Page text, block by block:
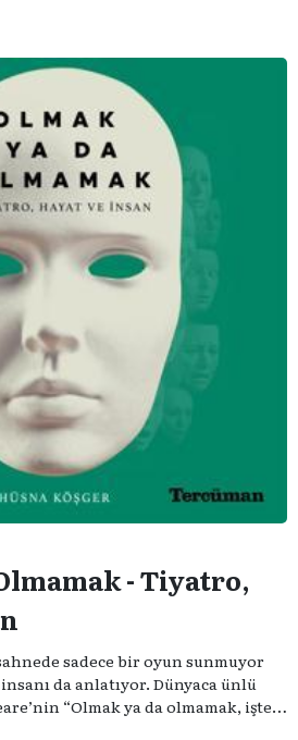
- Tiyatro,
sadece bir oyun sunmuyor
da anlatıyor. Dünyaca ünlü
“Olmak ya da olmamak, işte